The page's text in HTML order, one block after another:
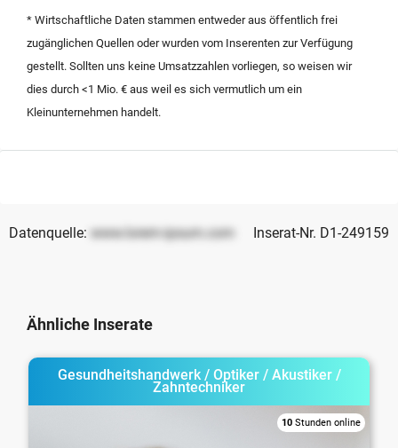
provisionsfrei.
* Wirtschaftliche Daten stammen entweder aus öffentlich frei
zugänglichen Quellen oder wurden vom Inserenten zur Verfügung
gestellt. Sollten uns keine Umsatzzahlen vorliegen, so weisen wir
dies durch <1 Mio. € aus weil es sich vermutlich um ein
Kleinunternehmen handelt.
Datenquelle: www.lorem-ipsum.com Inserat-Nr. D1-249159
Ähnliche Inserate
Gesundheitshandwerk / Optiker / Akustiker /
Zahntechniker
10 Stunden online